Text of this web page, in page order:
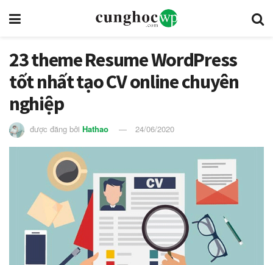
23 theme Resume WordPress
tốt nhất tạo CV online chuyên
nghiệp
được đăng bởi Hathao 24/06/2020